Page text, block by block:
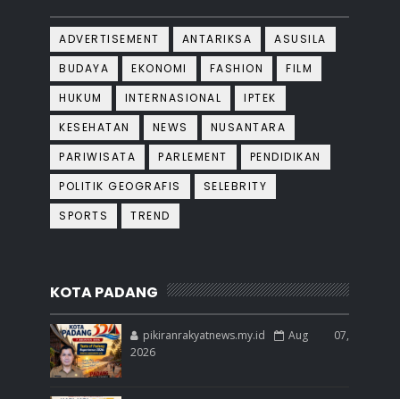
ADVERTISEMENT ANTARIKSA
ASUSILA
BUDAYA
EKONOMI FASHION
FILM
HUKUM
INTERNASIONAL
IPTEK
KESEHATAN
NEWS
NUSANTARA
PARIWISATA
PARLEMENT
PENDIDIKAN
POLITIK GEOGRAFIS
SELEBRITY
SPORTS
TREND
KOTA PADANG
pikiranrakyatnews.my.id
Aug 07,
2026